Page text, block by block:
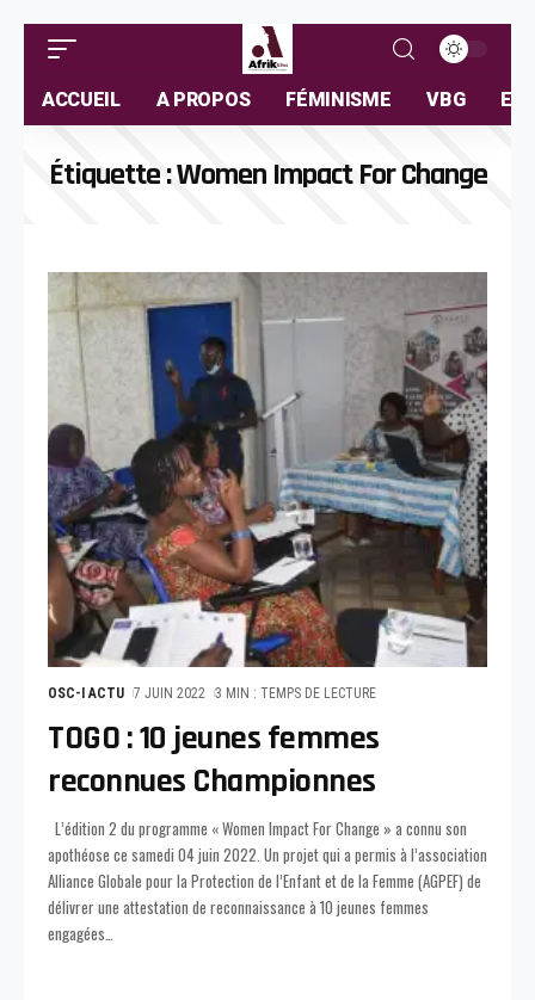
ACCUEIL A PROPOS FÉMINISME VBG
Étiquette :Women Impact For Change
OSC-I ACTU 7 JUIN 2022 3 MIN : TEMPS DE LECTURE
TOGO : 10 jeunes femmes
reconnues Championnes
L’édition 2 du programme « Women Impact For Change » a connu son
apothéose ce samedi 04 juin 2022. Un projet qui a permis à l’association
Alliance Globale pour la Protection de l’Enfant et de la Femme (AGPEF) de
délivrer une attestation de reconnaissance à 10 jeunes femmes
engagées…